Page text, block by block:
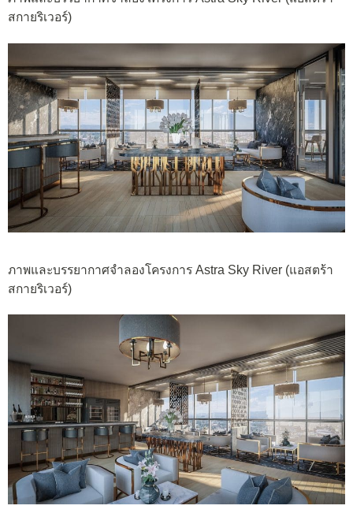
สกายริเวอร์)
ภาพและบรรยากาศจำลองโครงการ Astra Sky River (แอสตร้า
สกายริเวอร์)